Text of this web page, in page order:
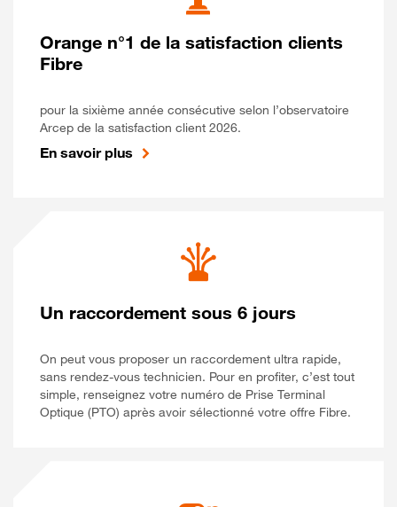
Orange n°1 de la satisfaction clients
Fibre
pour la sixième année consécutive selon l’observatoire
Arcep de la satisfaction client 2026.
En savoir plus
Un raccordement sous 6 jours
On peut vous proposer un raccordement ultra rapide,
sans rendez-vous technicien. Pour en profiter, c’est tout
simple, renseignez votre numéro de Prise Terminal
Optique (PTO) après avoir sélectionné votre offre Fibre.